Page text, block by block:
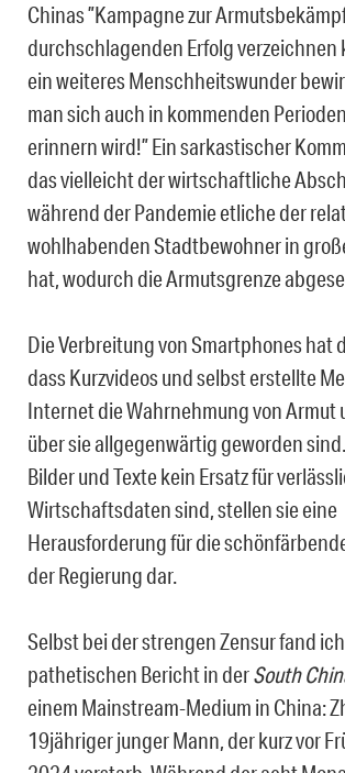
Chinas ”Kampagne zur
durchschlagenden Erfolg
ein weiteres Menschheitswunder
man sich auch in kommenden
erinnern wird!” Ein sarkastischer
das vielleicht der wirtschaftliche
während der Pandemie etliche der
wohlhabenden Stadtbewohner in
hat, wodurch die Armutsgrenze
Die Verbreitung von Smartphones hat
dass Kurzvideos und selbst erstellte
Internet die Wahrnehmung von Armut
über sie allgegenwärtig geworden
Bilder und Texte kein Ersatz für
Wirtschaftsdaten sind, stellen sie eine
Herausforderung für die
der Regierung dar.
Selbst bei der strengen Zensur fand
pathetischen Bericht in derSouth
einem Mainstream-Medium in China:
19jähriger junger Mann, der kurz vor